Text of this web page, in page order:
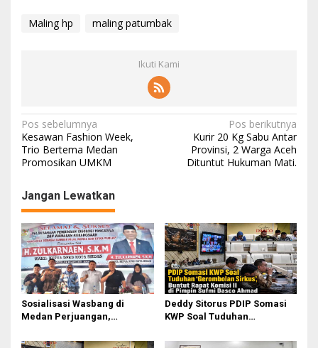
Maling hp maling patumbak
Ikuti Kami
N
a
v
i
g
a
s
i
p
o
s
Pos sebelumnya
Kesawan Fashion Week,
Trio Bertema Medan
Promosikan UMKM
Pos berikutnya
Kurir 20 Kg Sabu Antar
Provinsi, 2 Warga Aceh
Dituntut Hukuman Mati.
Jangan Lewatkan
Sosialisasi Wasbang di
Medan Perjuangan,
Perjuangkan Ruang Bermain
Deddy Sitorus PDIP Somasi
KWP Soal Tuduhan
Rapat Komisi II Dipimpin